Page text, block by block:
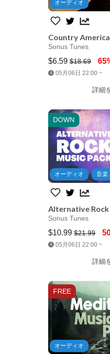
オーディオ
Country
Sonus Tunes
$6.59 $18.69
05月06日 22:00 ~
詳細
DOWN
Jump
オーディオ 音楽
Alternative Rock
Sonus Tunes
$10.99 $21.99
05月06日 22:00 ~
詳細
FREE
Jump
オーディオ